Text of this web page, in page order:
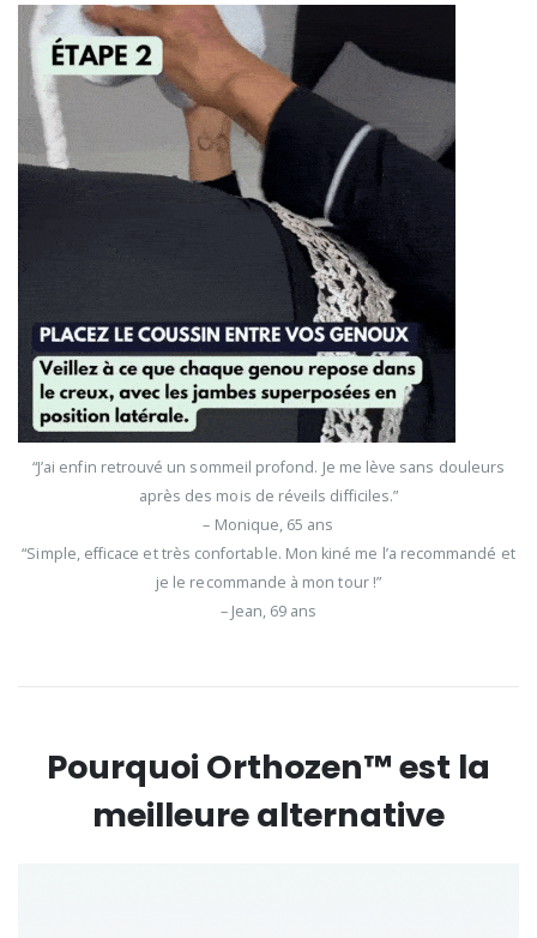
“J’ai enfin retrouvé un sommeil profond. Je me lève sans douleurs
après des mois de réveils difficiles.”
– Monique, 65 ans
“Simple, efficace et très confortable. Mon kiné me l’a recommandé et
je le recommande à mon tour !”
– Jean, 69 ans
Pourquoi Orthozen™ est la
meilleure alternative